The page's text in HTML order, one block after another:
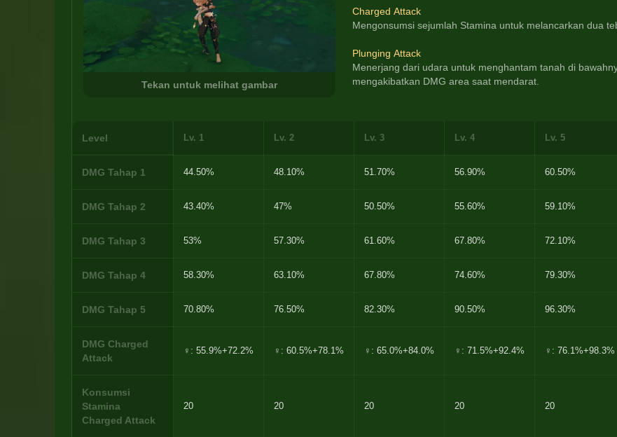
Tekan untuk melihat gambar
Charged Attack
Mengonsumsi sejumlah Stamina untuk melancarkan dua
Plunging Attack
Menerjang dari udara untuk menghantam tanah di
mengakibatkan DMG area saat mendarat.
Level Lv. 1 Lv. 2 Lv. 3 Lv. 4 Lv. 5
DMG Tahap 1 44.50% 48.10% 51.70% 56.90% 60.50%
DMG Tahap 2 43.40% 47% 50.50% 55.60% 59.10%
DMG Tahap 3 53% 57.30% 61.60% 67.80% 72.10%
DMG Tahap 4 58.30% 63.10% 67.80% 74.60% 79.30%
DMG Tahap 5 70.80% 76.50% 82.30% 90.50% 96.30%
DMG Charged
Attack
♀: 55.9%+72.2% ♀: 60.5%+78.1% ♀: 65.0%+84.0% ♀: 71.5%+92.4% ♀: 76.1%+98.3%
Konsumsi
Stamina
Charged Attack
20 20 20 20 20